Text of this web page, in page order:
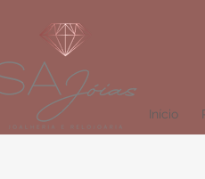
Início